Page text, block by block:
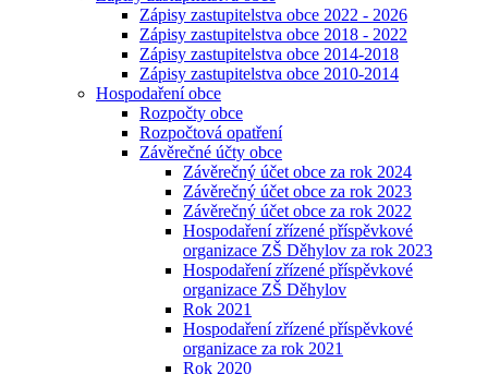
Zápisy zastupitelstva obce 2022 - 2026
Zápisy zastupitelstva obce 2018 - 2022
Zápisy zastupitelstva obce 2014-2018
Zápisy zastupitelstva obce 2010-2014
Hospodaření obce
Rozpočty obce
Rozpočtová opatření
Závěrečné účty obce
Závěrečný účet obce za rok 2024
Závěrečný účet obce za rok 2023
Závěrečný účet obce za rok 2022
Hospodaření zřízené příspěvkové
organizace ZŠ Děhylov za rok 2023
Hospodaření zřízené příspěvkové
organizace ZŠ Děhylov
Rok 2021
Hospodaření zřízené příspěvkové
organizace za rok 2021
Rok 2020